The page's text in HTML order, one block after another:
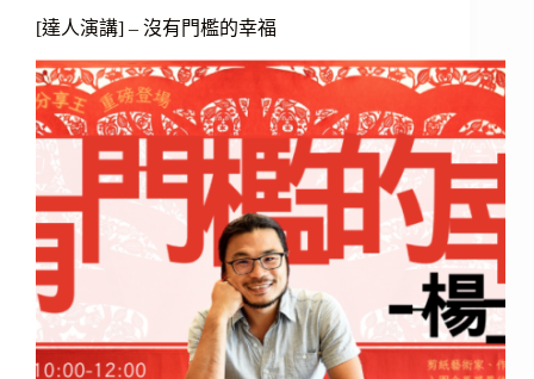
[達人演講] – 沒有門檻的幸福